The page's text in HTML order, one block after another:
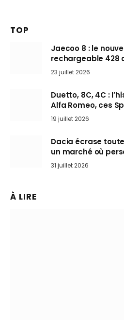
TOP
Jaecoo 8 : le
rechargeable 428
arrive en Europe
23 juillet 2026
Duetto, 8C, 4C :
Alfa Romeo, ces
l’art de rouler
19 juillet 2026
Dacia écrase
un marché où
31 juillet 2026
À LIRE